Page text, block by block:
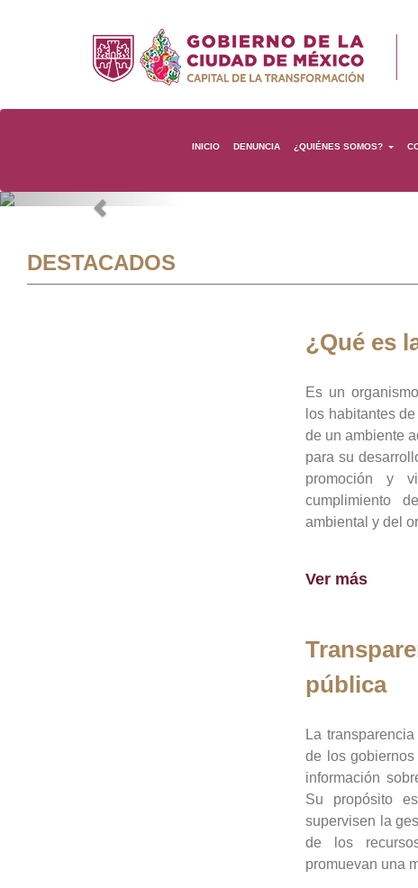
INICIO DENUNCIA ¿QUIÉNES SOMOS?
Previous
DESTACADOS
¿Qué es
Es un
los habitantes
de un ambiente
para su
promoción y
cumplimiento
ambiental y del
Ver más
pública
La
de los
información
Su propósito
supervisen la
de los
promuevan una